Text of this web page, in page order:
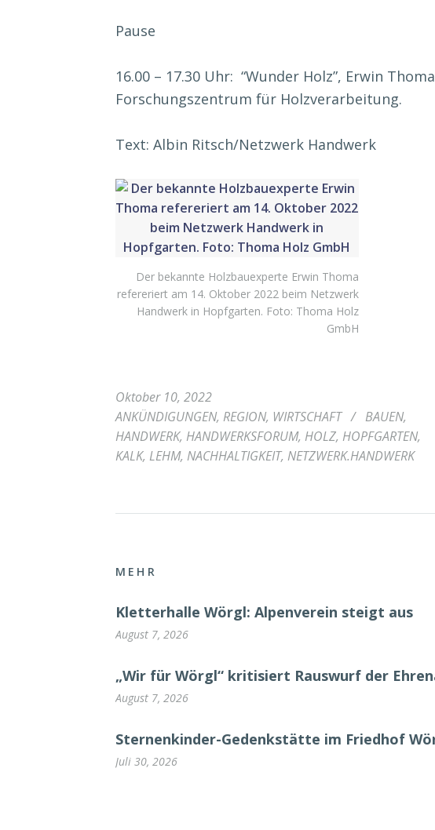
Pause
16.00 – 17.30 Uhr: “Wunder Holz”, Erwin
Forschungszentrum für Holzverarbeitung.
Text: Albin Ritsch/Netzwerk Handwerk
Der bekannte Holzbauexperte Erwin Thoma
refereriert am 14. Oktober 2022 beim Netzwerk
Handwerk in Hopfgarten. Foto: Thoma Holz
GmbH
Oktober 10, 2022
ANKÜNDIGUNGEN, REGION, WIRTSCHAFT/ BAUEN,
HANDWERK, HANDWERKSFORUM, HOLZ, HOPFGARTEN,
KALK, LEHM, NACHHALTIGKEIT, NETZWERK.HANDWERK
MEHR
Kletterhalle Wörgl: Alpenverein steigt aus
August 7, 2026
„Wir für Wörgl“ kritisiert Rauswurf der
August 7, 2026
Sternenkinder-Gedenkstätte im Friedhof
Juli 30, 2026